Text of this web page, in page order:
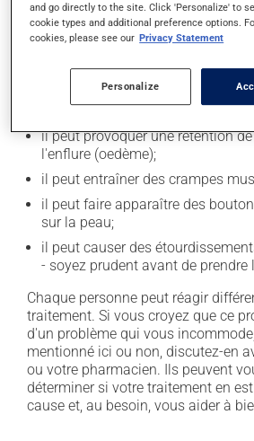
En plus de ses effets recherchés,
l'occasion entraîner certains effets
il peut causer de la diarrhée;
il peut causer des nausées et des
il peut provoquer une rétention
l'enflure (oedème);
il peut entraîner des crampes
il peut faire apparaître des
sur la peau;
il peut causer des
- soyez prudent avant de prendre
Chaque personne peut réagir
traitement. Si vous croyez que ce
d'un problème qui vous
mentionné ici ou non, discutez-en
ou votre pharmacien. Ils peuvent
déterminer si votre traitement en
cause et, au besoin, vous aider à
and go directly to the site. Click 'Personalize' to
cookie types and additional preference options.
cookies, please see our Privacy Statement
Personalize